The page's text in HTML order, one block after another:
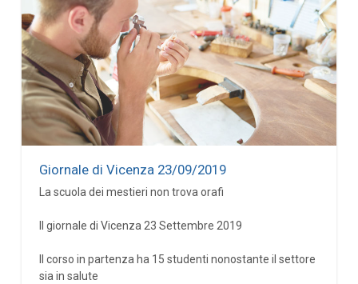
Giornale di Vicenza 23/09/2019
La scuola dei mestieri non trova orafi
Il giornale di Vicenza 23 Settembre 2019
Il corso in partenza ha 15 studenti nonostante il settore
sia in salute